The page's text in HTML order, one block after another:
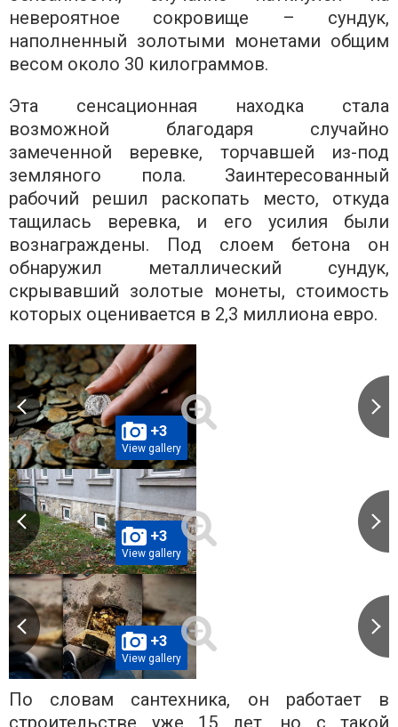
невероятное сокровище – сундук,
наполненный золотыми монетами общим
весом около 30 килограммов.
Эта сенсационная находка стала
возможной благодаря случайно
замеченной веревке, торчавшей из-под
земляного пола. Заинтересованный
рабочий решил раскопать место, откуда
тащилась веревка, и его усилия были
вознаграждены. Под слоем бетона он
обнаружил металлический сундук,
скрывавший золотые монеты, стоимость
которых оценивается в 2,3 миллиона евро.
+3
View gallery
+3
View gallery
+3
View gallery
По словам сантехника, он работает в